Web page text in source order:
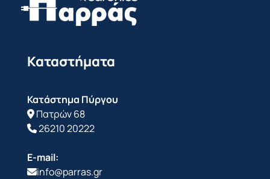
Καταστήματα
Κατάστημα Πύργου
Πατρών 68
26210 20222
E-mail:
info@parras.gr